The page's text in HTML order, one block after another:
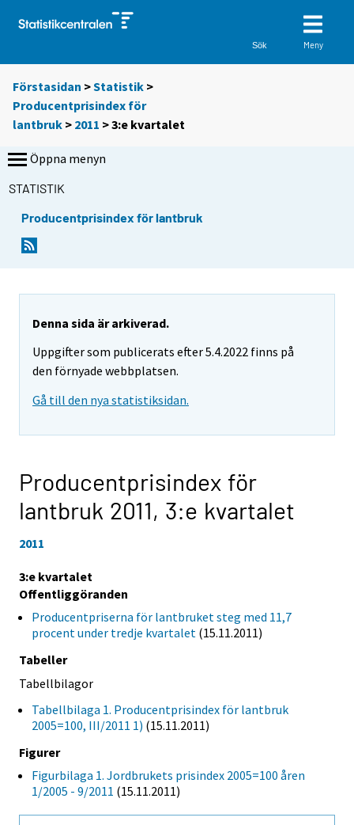
Sök Meny
Förstasidan >Statistik >
Producentprisindex för
lantbruk > 2011 >3:e kvartalet
Öppna menyn
STATISTIK
Producentprisindex för lantbruk
Denna sida är arkiverad.
Uppgifter som publicerats efter 5.4.2022 finns på
den förnyade webbplatsen.
Gå till den nya statistiksidan.
Producentprisindex för
lantbruk 2011, 3:e kvartalet
2011
3:e kvartalet
Offentliggöranden
Producentpriserna för lantbruket steg med 11,7
procent under tredje kvartalet (15.11.2011)
Tabeller
Tabellbilagor
Tabellbilaga 1. Producentprisindex för lantbruk
2005=100, III/2011 1) (15.11.2011)
Figurer
Figurbilaga 1. Jordbrukets prisindex 2005=100 åren
1/2005 - 9/2011 (15.11.2011)